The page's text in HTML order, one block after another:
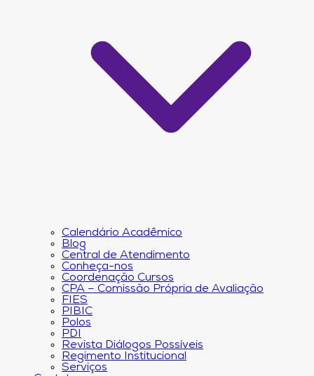
Calendário Acadêmico
Blog
Central de Atendimento
Conheça-nos
Coordenação Cursos
CPA – Comissão Própria de Avaliação
FIES
PIBIC
Polos
PDI
Revista Diálogos Possíveis
Regimento Institucional
Serviços